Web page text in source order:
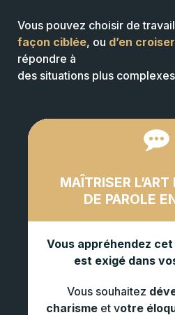
Vous pouvez choisir de
façon ciblée, ou d’en
répondre à
des situations plus
MAÎTRISER
DE PAROLE
Vous appréhendez
est exigé dans
Vous souhaitez
charismeet votre